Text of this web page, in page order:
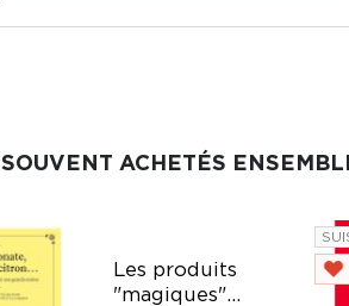
SOUVENT ACHETÉS
Les produits
"magiques"...